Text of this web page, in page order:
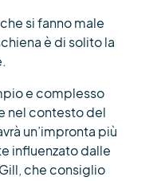
si fanno male
è di solito la
e complesso
nel contesto del
un’impronta più
influenzato dalle
che consiglio